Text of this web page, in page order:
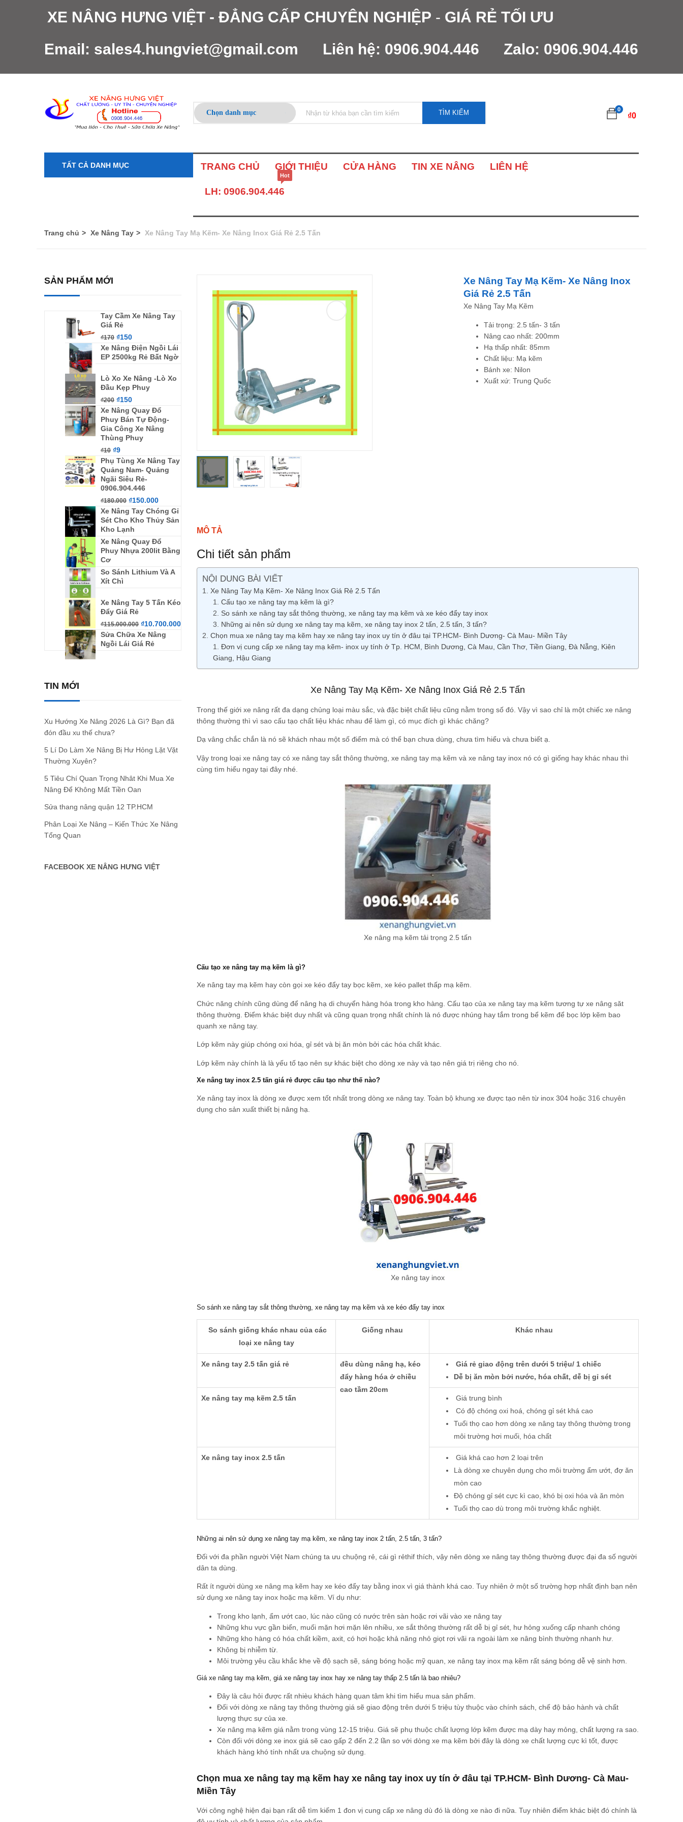
XE NÂNG HƯNG VIỆT - ĐẲNG CẤP CHUYÊN NGHIỆP - GIÁ RẺ TỐI ƯU
Email: sales4.hungviet@gmail.com Liên hệ: 0906.904.446 Zalo: 0906.904.446
TÌM KIẾM 0
₫0
TẤT CẢ DANH MỤC TRANG CHỦ GIỚI THIỆU CỬA HÀNG TIN XE NÂNG LIÊN HỆ
LH: 0906.904.446
Hot
Trang chủ Xe Nâng Tay Xe Nâng Tay Mạ Kẽm- Xe Nâng Inox Giá Rẻ 2.5 Tấn
SẢN PHẨM MỚI
Tay Cầm Xe Nâng Tay
Giá Rẻ
₫170 ₫150
Xe Nâng Điện Ngồi Lái
EP 2500kg Rẻ Bất Ngờ
Lò Xo Xe Nâng -Lò Xo
Đầu Kẹp Phuy
₫200 ₫150
Xe Nâng Quay Đổ
Phuy Bán Tự Động-
Gia Công Xe Nâng
Thùng Phuy
₫10 ₫9
Phụ Tùng Xe Nâng Tay
Quảng Nam- Quảng
Ngãi Siêu Rẻ-
0906.904.446
₫180.000 ₫150.000
Xe Nâng Tay Chóng Gỉ
Sét Cho Kho Thủy Sản
Kho Lạnh
Xe Nâng Quay Đổ
Phuy Nhựa 200lit Bằng
Cơ
So Sánh Lithium Và A
Xít Chì
Xe Nâng Tay 5 Tấn Kéo
Đẩy Giá Rẻ
₫115.000.000 ₫10.700.000
Sửa Chữa Xe Nâng
Ngồi Lái Giá Rẻ
TIN MỚI
Xu Hướng Xe Nâng 2026 Là Gì? Bạn đã
đón đầu xu thế chưa?
5 Lí Do Làm Xe Nâng Bị Hư Hỏng Lặt Vặt
Thường Xuyên?
5 Tiêu Chí Quan Trọng Nhât Khi Mua Xe
Nâng Để Không Mất Tiền Oan
Sửa thang nâng quận 12 TP.HCM
Phân Loại Xe Nâng – Kiến Thức Xe Nâng
Tổng Quan
FACEBOOK XE NÂNG HƯNG VIỆT
Xe Nâng Tay Mạ Kẽm- Xe Nâng Inox
Giá Rẻ 2.5 Tấn
Xe Nâng Tay Mạ Kẽm
Tải trọng: 2.5 tấn- 3 tấn
Nâng cao nhất: 200mm
Hạ thấp nhất: 85mm
Chất liệu: Mạ kẽm
Bánh xe: Nilon
Xuất xứ: Trung Quốc
MÔ TẢ
Chi tiết sản phẩm
NỘI DUNG BÀI VIẾT
Xe Nâng Tay Mạ Kẽm- Xe Nâng Inox Giá Rẻ 2.5 Tấn
Cấu tạo xe nâng tay mạ kẽm là gì?
So sánh xe nâng tay sắt thông thường, xe nâng tay mạ kẽm và xe kéo đẩy tay inox
Những ai nên sử dụng xe nâng tay mạ kẽm, xe nâng tay inox 2 tấn, 2.5 tấn, 3 tấn?
Chọn mua xe nâng tay mạ kẽm hay xe nâng tay inox uy tín ở đâu tại TP.HCM- Bình Dương- Cà Mau- Miền Tây
Đơn vị cung cấp xe nâng tay mạ kẽm- inox uy tính ở Tp. HCM, Bình Dương, Cà Mau, Cần Thơ, Tiền Giang, Đà Nẵng, Kiên
Giang, Hậu Giang
Xe Nâng Tay Mạ Kẽm- Xe Nâng Inox Giá Rẻ 2.5 Tấn
Trong thế giới xe nâng rất đa dạng chủng loại màu sắc, và đặc biệt chất liệu cũng nằm trong số đó. Vậy vì sao chỉ là một chiếc xe nâng
thông thường thì vì sao cấu tạo chất liệu khác nhau để làm gì, có mục đích gì khác chăng?
Dạ vâng chắc chắn là nó sẽ khách nhau một số điểm mà có thể bạn chưa dùng, chưa tìm hiểu và chưa biết ạ.
Vậy trong loại xe nâng tay có xe nâng tay sắt thông thường, xe nâng tay mạ kẽm và xe nâng tay inox nó có gì giống hay khác nhau thì
cùng tìm hiểu ngay tại đây nhé.
Xe nâng mạ kẽm tải trọng 2.5 tấn
Cấu tạo xe nâng tay mạ kẽm là gì?
Xe nâng tay mạ kẽm hay còn gọi xe kéo đẩy tay bọc kẽm, xe kéo pallet thấp mạ kẽm.
Chức năng chính cũng dùng để nâng hạ di chuyển hàng hóa trong kho hàng. Cấu tạo của xe nâng tay mạ kẽm tương tự xe nâng săt
thông thường. Điểm khác biệt duy nhất và cũng quan trọng nhất chính là nó được nhúng hay tắm trong bể kẽm để bọc lớp kẽm bao
quanh xe nâng tay.
Lớp kẽm này giúp chóng oxi hóa, gỉ sét và bị ăn mòn bởi các hóa chất khác.
Lớp kẽm này chính là là yếu tố tạo nên sự khác biệt cho dòng xe này và tạo nên giá trị riêng cho nó.
Xe nâng tay inox 2.5 tấn giá rẻ được cấu tạo như thế nào?
Xe nâng tay inox là dòng xe được xem tốt nhất trong dòng xe nâng tay. Toàn bộ khung xe được tạo nên từ inox 304 hoặc 316 chuyên
dụng cho sản xuất thiết bị nâng hạ.
Xe nâng tay inox
So sánh xe nâng tay sắt thông thường, xe nâng tay mạ kẽm và xe kéo đẩy tay inox
So sánh giống khác nhau của các
loại xe nâng tay
Giống nhau Khác nhau
Xe nâng tay 2.5 tấn giá rẻ
đều dùng nâng hạ, kéo
đẩy hàng hóa ở chiều
cao tầm 20cm
Giá rẻ giao động trên dưới 5 triệu/ 1 chiếc
Dễ bị ăn mòn bởi nước, hóa chất, dễ bị gỉ sét
Xe nâng tay mạ kẽm 2.5 tấn
Giá trung bình
Có độ chóng oxi hoá, chóng gỉ sét khá cao
Tuổi thọ cao hơn dòng xe nâng tay thông thường trong
môi trường hơi muối, hóa chất
Xe nâng tay inox 2.5 tấn
Giá khá cao hơn 2 loại trên
Là dòng xe chuyên dụng cho môi trường ẩm ướt, đợ ăn
mòn cao
Độ chóng gỉ sét cực kì cao, khó bị oxi hóa và ăn mòn
Tuổi thọ cao dù trong môi trường khắc nghiệt.
Những ai nên sử dụng xe nâng tay mạ kẽm, xe nâng tay inox 2 tấn, 2.5 tấn, 3 tấn?
Đối với đa phần người Việt Nam chúng ta ưu chuộng rẻ, cái gì rẻthif thích, vậy nên dòng xe nâng tay thông thường được đại đa số người
dân ta dùng.
Rất ít người dùng xe nâng mạ kẽm hay xe kéo đẩy tay bằng inox vì giá thành khá cao. Tuy nhiên ở một số trường hợp nhất định bạn nên
sử dụng xe nâng tay inox hoặc mạ kẽm. Ví dụ như:
Trong kho lạnh, ẩm ướt cao, lúc nào cũng có nước trên sàn hoặc rơi vãi vào xe nâng tay
Những khu vực gần biển, muối mặn hơi mặn lên nhiều, xe sắt thông thường rất dễ bị gỉ sét, hư hỏng xuống cấp nhanh chóng
Những kho hàng có hóa chất kiềm, axit, có hơi hoặc khả năng nhỏ giọt rơi vãi ra ngoài làm xe nâng bình thường nhanh hư.
Không bị nhiễm từ.
Môi trường yêu cầu khắc khe về độ sạch sẽ, sáng bóng hoặc mỹ quan, xe nâng tay inox mạ kẽm rất sáng bóng dễ vệ sinh hơn.
Giá xe nâng tay mạ kẽm, giá xe nâng tay inox hay xe nâng tay thấp 2.5 tấn là bao nhiêu?
Đây là câu hỏi được rất nhièu khách hàng quan tâm khi tìm hiểu mua sản phẩm.
Đối với dòng xe nâng tay thông thường giá sẽ giao động trên dưới 5 triệu tùy thuộc vào chính sách, chế độ bảo hành và chất
lượng thực sự của xe.
Xe nâng mạ kẽm giá nằm trong vùng 12-15 triệu. Giá sẽ phụ thuộc chất lượng lớp kẽm được mạ dày hay mỏng, chất lượng ra sao.
Còn đối với dòng xe inox giá sẽ cao gấp 2 đến 2.2 lần so với dòng xe mạ kẽm bởi đây là dòng xe chất lượng cực kì tốt, được
khách hàng khó tính nhất ưa chuộng sử dụng.
Chọn mua xe nâng tay mạ kẽm hay xe nâng tay inox uy tín ở đâu tại TP.HCM- Bình Dương- Cà Mau-
Miền Tây
Với công nghệ hiện đại bạn rất dễ tìm kiếm 1 đon vị cung cấp xe nâng dù đó là dòng xe nào đi nữa. Tuy nhiên điểm khác biệt đó chính là